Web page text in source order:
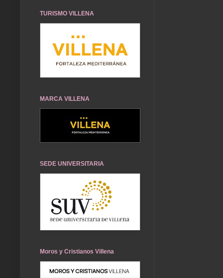
TURISMO VILLENA
MARCA VILLENA
SEDE UNIVERSITARIA
Moros y Cristianos Villena